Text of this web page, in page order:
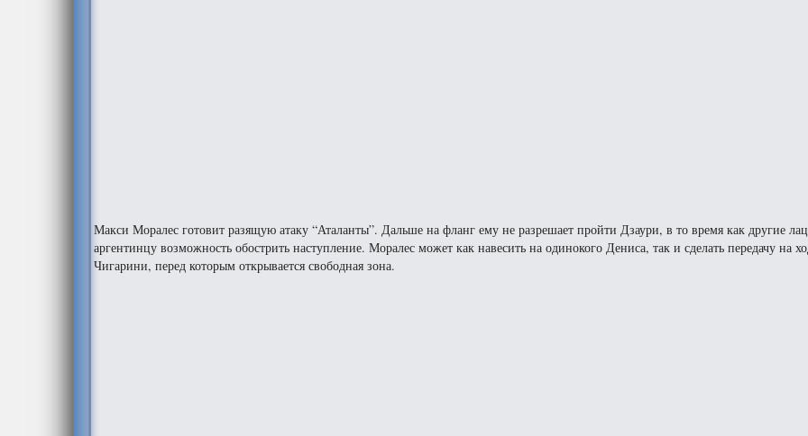
Макси Моралес готовит разящую атаку “Аталанты”. Дальше на фланг ему не разрешает пройти Дзаури, в то время как другие
аргентинцу возможность обострить наступление. Моралес может как навесить на одинокого Дениса, так и сделать передачу на
Чигарини, перед которым открывается свободная зона.